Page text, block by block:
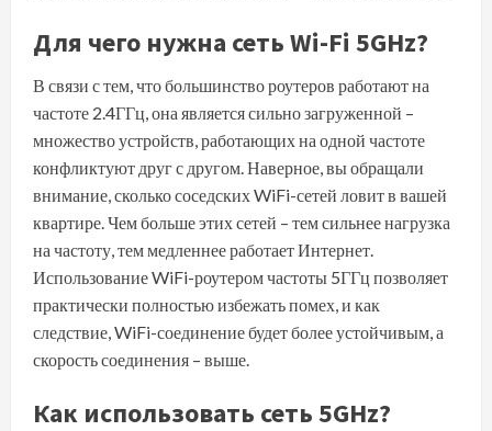
Для чего нужна сеть Wi-Fi 5GHz?
В связи с тем, что большинство роутеров работают на
частоте 2.4ГГц, она является сильно загруженной –
множество устройств, работающих на одной частоте
конфликтуют друг с другом. Наверное, вы обращали
внимание, сколько соседских WiFi-сетей ловит в вашей
квартире. Чем больше этих сетей – тем сильнее нагрузка
на частоту, тем медленнее работает Интернет.
Использование WiFi-роутером частоты 5ГГц позволяет
практически полностью избежать помех, и как
следствие, WiFi-соединение будет более устойчивым, а
скорость соединения – выше.
Как использовать сеть 5GHz?